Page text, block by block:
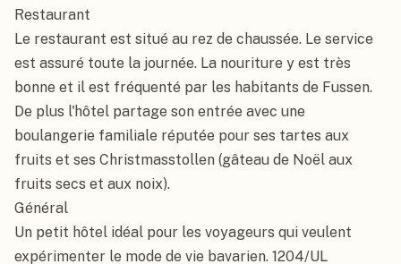
Restaurant
Le restaurant est situé au rez de chaussée. Le service
est assuré toute la journée. La nouriture y est très
bonne et il est fréquenté par les habitants de Fussen.
De plus l'hôtel partage son entrée avec une
boulangerie familiale réputée pour ses tartes aux
fruits et ses Christmasstollen (gâteau de Noël aux
fruits secs et aux noix).
Général
Un petit hôtel idéal pour les voyageurs qui veulent
expérimenter le mode de vie bavarien. 1204/UL